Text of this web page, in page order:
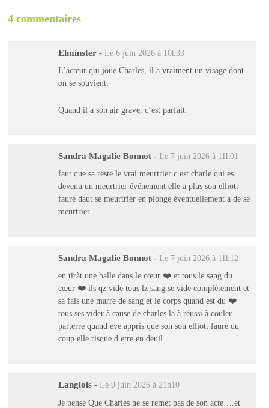
4 commentaires
Elminster - Le 6 juin 2026 à 10h33
L’acteur qui joue Charles, il a vraiment un visage dont
on se souvient.
Quand il a son air grave, c’est parfait.
Sandra Magalie Bonnot - Le 7 juin 2026 à 11h01
faut que sa reste le vrai meurtrier c est charle qui es
devenu un meurtrier événement elle a plus son elliott
faure daut se meurtrier en plonge éventuellement à de se
meurtrier
Sandra Magalie Bonnot - Le 7 juin 2026 à 11h12
en tiràt une balle dans le cœur ❤️ et tous le sang du
cœur ❤️ ils qz vide tous lz sang se vide complètement et
sa fais une marre de sang et le corps quand est du ❤️
tous ses vider à cause de charles la à réussi à couler
parterre quand eve appris que son son elliott faure du
coup elle risque d etre en deuil
Langlois - Le 9 juin 2026 à 21h10
Je pense Que Charles ne se remet pas de son acte….et